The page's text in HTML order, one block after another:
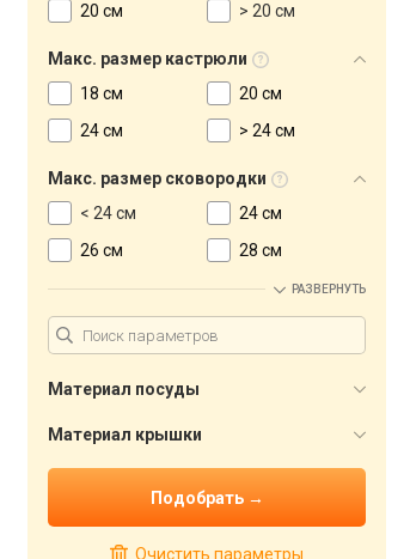
20 см
> 20 см
Макс. размер кастрюли
18 см
20 см
24 см
> 24 см
Макс. размер сковородки
< 24 см
24 см
26 см
28 см
РАЗВЕРНУТЬ
Материал посуды
Материал крышки
Очистить параметры